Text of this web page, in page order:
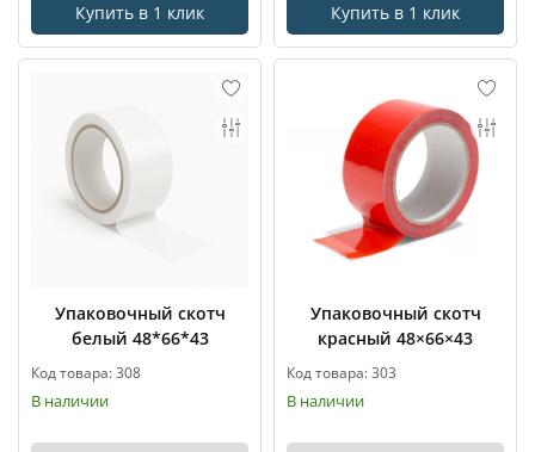
Купить в 1 клик Купить в 1 клик
Упаковочный скотч
белый 48*66*43
Код товара: 308
В наличии
Упаковочный скотч
красный 48×66×43
Код товара: 303
В наличии